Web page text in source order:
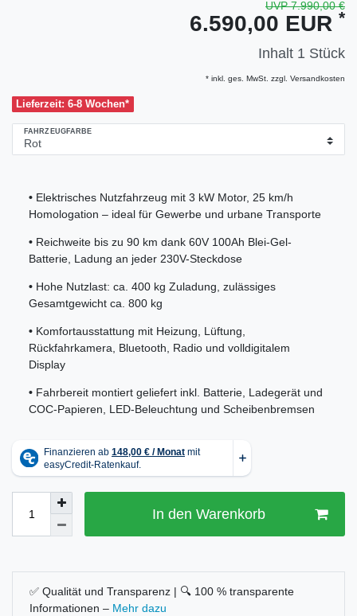
UVP 7.990,00 €
6.590,00 EUR *
Inhalt 1 Stück
* inkl. ges. MwSt. zzgl. Versandkosten
Lieferzeit: 6-8 Wochen*
FAHRZEUGFARBE
• Elektrisches Nutzfahrzeug mit 3 kW Motor, 25 km/h
Homologation – ideal für Gewerbe und urbane Transporte
• Reichweite bis zu 90 km dank 60V 100Ah Blei-Gel-
Batterie, Ladung an jeder 230V-Steckdose
• Hohe Nutzlast: ca. 400 kg Zuladung, zulässiges
Gesamtgewicht ca. 800 kg
• Komfortausstattung mit Heizung, Lüftung,
Rückfahrkamera, Bluetooth, Radio und volldigitalem
Display
• Fahrbereit montiert geliefert inkl. Batterie, Ladegerät und
COC-Papieren, LED-Beleuchtung und Scheibenbremsen
In den Warenkorb
✅ Qualität und Transparenz | 🔍 100 % transparente
Informationen – Mehr dazu